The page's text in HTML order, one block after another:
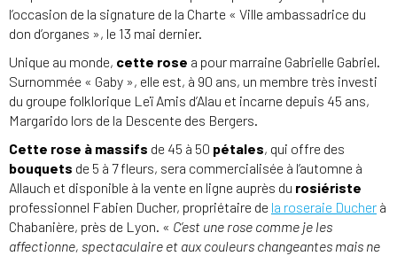
l’occasion de la signature de la Charte « Ville ambassadrice du
don d’organes », le 13 mai dernier.
Unique au monde, cette rose a pour marraine Gabrielle Gabriel.
Surnommée « Gaby », elle est, à 90 ans, un membre très investi
du groupe folklorique Leï Amis d’Alau et incarne depuis 45 ans,
Margarido lors de la Descente des Bergers.
Cette rose à massifs de 45 à 50 pétales, qui offre des
bouquets de 5 à 7 fleurs, sera commercialisée à l’automne à
Allauch et disponible à la vente en ligne auprès du rosiériste
professionnel Fabien Ducher, propriétaire de la roseraie Ducher à
Chabanière, près de Lyon. « C’est une rose comme je les
affectionne, spectaculaire et aux couleurs changeantes mais ne